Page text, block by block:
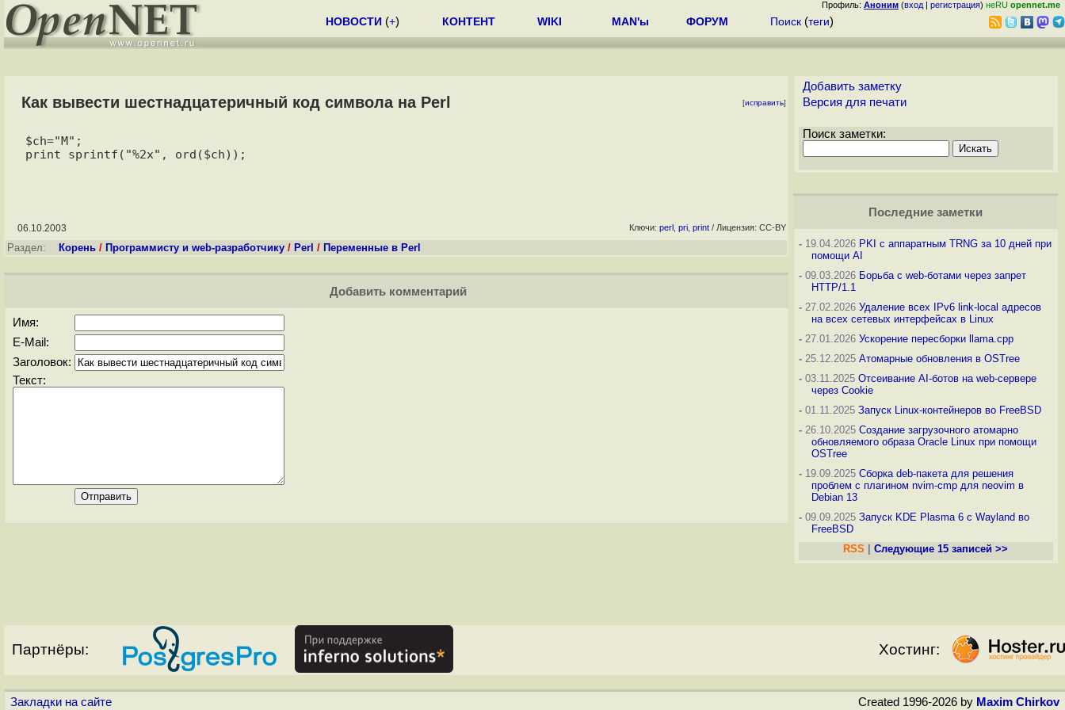
Профиль: Аноним (вход | регистрация) неRU opennet.me
НОВОСТИ (+) КОНТЕНТ WIKI MAN'ы ФОРУМ Поиск (теги)
Как вывести шестнадцатеричный код символа на Perl [исправить]
$ch="M";
06.10.2003 Ключи: perl pri print / Лицензия: CC-BY
Раздел: Корень / Программисту и web-разработчику / Perl / Переменные в Perl
Добавить комментарий
Имя:
E-Mail:
Заголовок:
Текст:
Добавить заметку
Версия для печати
Поиск заметки:
Последние заметки
-19.04.2026 PKI с аппаратным TRNG за 10 дней при
помощи AI
-09.03.2026 Борьба с web-ботами через запрет
HTTP/1.1
-27.02.2026 Удаление всех IPv6 link-local адресов
на всех сетевых интерфейсах в Linux
-27.01.2026 Ускорение пересборки llama.cpp
-25.12.2025 Атомарные обновления в OSTree
-03.11.2025 Отсеивание AI-ботов на web-сервере
через Cookie
-01.11.2025 Запуск Linux-контейнеров во FreeBSD
-26.10.2025 Создание загрузочного атомарно
обновляемого образа Oracle Linux при помощи
OSTree
-19.09.2025 Сборка deb-пакета для решения
проблем с плагином nvim-cmp для neovim в
Debian 13
-09.09.2025 Запуск KDE Plasma 6 с Wayland во
FreeBSD
RSS
Следующие 15 записей >>
Партнёры: Хостинг:
Закладки на сайте
Created 1996-2026 by Maxim Chirkov